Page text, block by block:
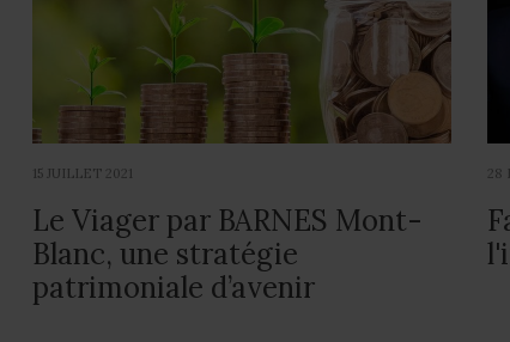
15 JUILLET 2021
Le Viager par BARNES Mont-
Blanc, une stratégie
patrimoniale d’avenir
28